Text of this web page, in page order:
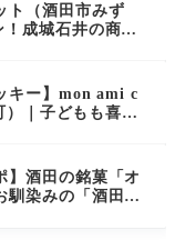
ト（酒田市みず
成城石井の商品
キー】mon ami c
）｜子どもも喜
】酒田の銘菓「オ
馴染みの「酒田米